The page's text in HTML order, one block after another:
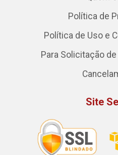
Política de
Política de Uso e
Para Solicitação
Site